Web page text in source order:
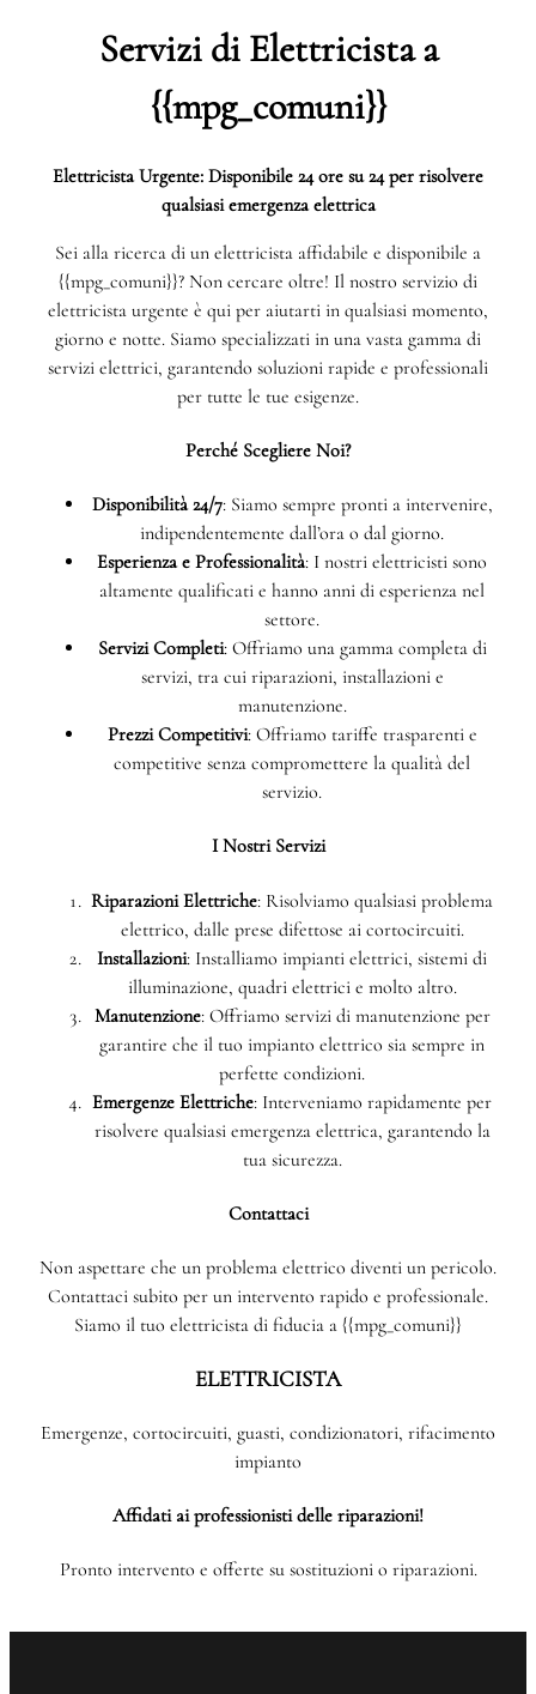
Servizi di Elettricista a
{{mpg_comuni}}
Elettricista Urgente: Disponibile 24 ore su 24 per risolvere
qualsiasi emergenza elettrica
Sei alla ricerca di un elettricista affidabile e disponibile a
{{mpg_comuni}}? Non cercare oltre! Il nostro servizio di
elettricista urgente è qui per aiutarti in qualsiasi momento,
giorno e notte. Siamo specializzati in una vasta gamma di
servizi elettrici, garantendo soluzioni rapide e professionali
per tutte le tue esigenze.
Perché Scegliere Noi?
Disponibilità 24/7: Siamo sempre pronti a intervenire,
indipendentemente dall’ora o dal giorno.
Esperienza e Professionalità: I nostri elettricisti sono
altamente qualificati e hanno anni di esperienza nel
settore.
Servizi Completi: Offriamo una gamma completa di
servizi, tra cui riparazioni, installazioni e
manutenzione.
Prezzi Competitivi: Offriamo tariffe trasparenti e
competitive senza compromettere la qualità del
servizio.
I Nostri Servizi
Riparazioni Elettriche: Risolviamo qualsiasi problema
elettrico, dalle prese difettose ai cortocircuiti.
Installazioni: Installiamo impianti elettrici, sistemi di
illuminazione, quadri elettrici e molto altro.
Manutenzione: Offriamo servizi di manutenzione per
garantire che il tuo impianto elettrico sia sempre in
perfette condizioni.
Emergenze Elettriche: Interveniamo rapidamente per
risolvere qualsiasi emergenza elettrica, garantendo la
tua sicurezza.
Contattaci
Non aspettare che un problema elettrico diventi un pericolo.
Contattaci subito per un intervento rapido e professionale.
Siamo il tuo elettricista di fiducia a {{mpg_comuni}}
ELETTRICISTA
Emergenze, cortocircuiti, guasti, condizionatori, rifacimento
impianto
Affidati ai professionisti delle riparazioni!
Pronto intervento e offerte su sostituzioni o riparazioni.